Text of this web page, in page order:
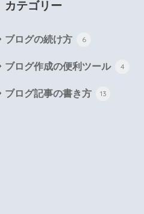
カテゴリー
ブログの続け方 6
ブログ作成の便利ツール 4
ブログ記事の書き方 13